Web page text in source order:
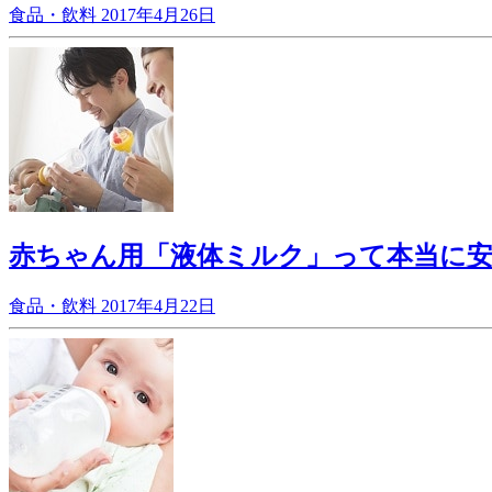
食品・飲料 2017年4月26日
赤ちゃん用「液体ミルク」って本当に
食品・飲料 2017年4月22日